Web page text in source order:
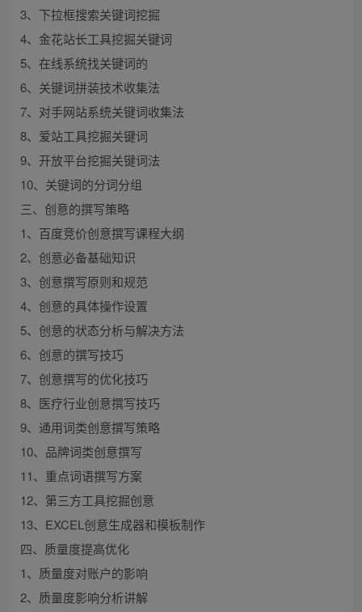
3、下拉框搜索关键词挖掘
4、金花站长工具挖掘关键词
5、在线系统找关键词的
6、关键词拼装技术收集法
7、对手网站系统关键词收集法
8、爱站工具挖掘关键词
9、开放平台挖掘关键词法
10、关键词的分词分组
三、创意的撰写策略
1、百度竞价创意撰写课程大纲
2、创意必备基础知识
3、创意撰写原则和规范
4、创意的具体操作设置
5、创意的状态分析与解决方法
6、创意的撰写技巧
7、创意撰写的优化技巧
8、医疗行业创意撰写技巧
9、通用词类创意撰写策略
10、品牌词类创意撰写
11、重点词语撰写方案
12、第三方工具挖掘创意
13、EXCEL创意生成器和模板制作
四、质量度提高优化
1、质量度对账户的影响
2、质量度影响分析讲解